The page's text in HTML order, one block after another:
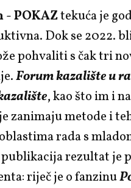
POKAZtekuća je
Dok se 2022.
pohvaliti s čak tri
Forum kazalište u
, kao što im i
zanimaju metode i
rada s
rezultat je
riječ je o fanzinu